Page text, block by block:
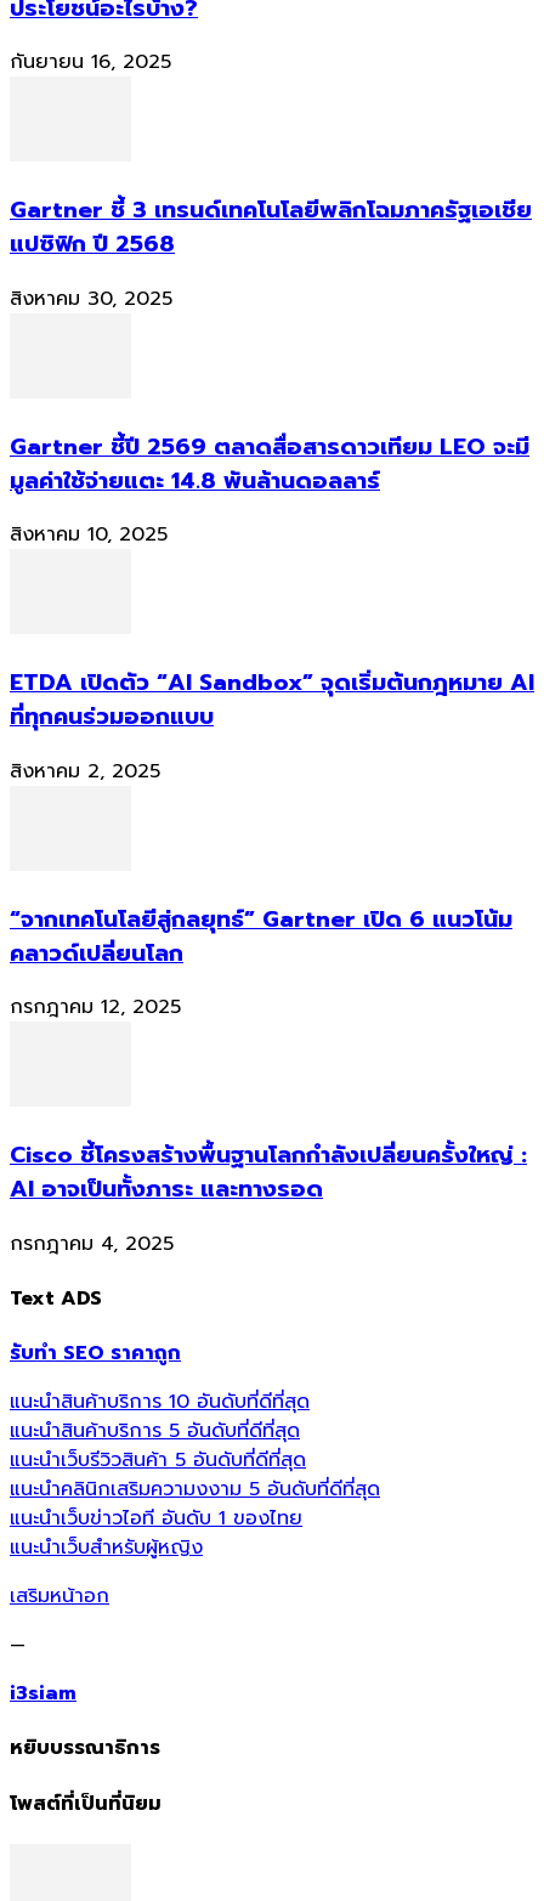
ประโยชน์อะไรบ้าง?
กันยายน 16, 2025
Gartner ชี้ 3 เทรนด์เทคโนโลยีพลิกโฉมภาครัฐเอเชีย
แปซิฟิก ปี 2568
สิงหาคม 30, 2025
Gartner ชี้ปี 2569 ตลาดสื่อสารดาวเทียม LEO จะมี
มูลค่าใช้จ่ายแตะ 14.8 พันล้านดอลลาร์
สิงหาคม 10, 2025
ETDA เปิดตัว “AI Sandbox” จุดเริ่มต้นกฎหมาย AI
ที่ทุกคนร่วมออกแบบ
สิงหาคม 2, 2025
“จากเทคโนโลยีสู่กลยุทธ์” Gartner เปิด 6 แนวโน้ม
คลาวด์เปลี่ยนโลก
กรกฎาคม 12, 2025
Cisco ชี้โครงสร้างพื้นฐานโลกกำลังเปลี่ยนครั้งใหญ่ :
AI อาจเป็นทั้งภาระ และทางรอด
กรกฎาคม 4, 2025
Text ADS
รับทำ SEO ราคาถูก
แนะนำสินค้าบริการ 10 อันดับที่ดีที่สุด
แนะนำสินค้าบริการ 5 อันดับที่ดีที่สุด
แนะนำเว็บรีวิวสินค้า 5 อันดับที่ดีที่สุด
แนะนำคลินิกเสริมความงงาม 5 อันดับที่ดีที่สุด
แนะนำเว็บข่าวไอที อันดับ 1 ของไทย
แนะนำเว็บสำหรับผู้หญิง
เสริมหน้าอก
—
i3siam
หยิบบรรณาธิการ
โพสต์ที่เป็นที่นิยม